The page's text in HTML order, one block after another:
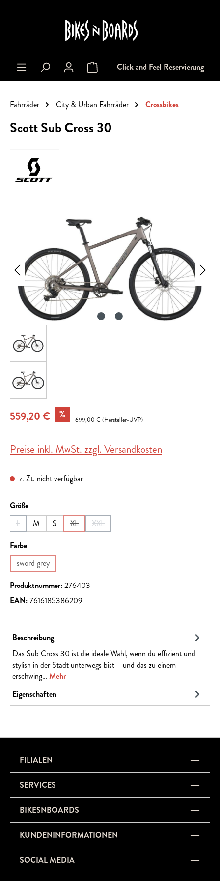
Warenkorb enthält 0 Positionen. Der
Click and Feel Reservierung
Fahrräder City & Urban Fahrräder Crossbikes
Scott Sub Cross 30
Bildergalerie überspringen
559,20 € % 699,00 €(Hersteller-UVP)
Preise inkl. MwSt. zzgl. Versandkosten
z. Zt. nicht verfügbar
Größeauswählen
L
(Diese Option ist zurzeit nicht verfügbar.)
M S XL
(Diese Option ist zurzeit nicht verfügbar.)
XXL
(Diese Option ist zurzeit nicht verfügbar.)
Farbeauswählen
sword grey
(Diese Option ist zurzeit nicht verfügbar.)
Produktnummer:276403
EAN:7616185386209
Beschreibung
Das Sub Cross 30 ist die ideale Wahl, wenn du effizient und
stylish in der Stadt unterwegs bist – und das zu einem
erschwing… Mehr
Eigenschaften
FILIALEN
SERVICES
BIKESNBOARDS
KUNDENINFORMATIONEN
SOCIAL MEDIA